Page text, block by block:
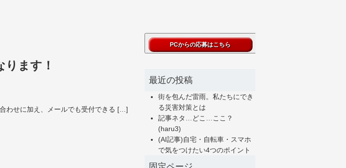
ます！
わせに加え、メールでも受付できる […]
最近の投稿
街を包んだ雷雨。私たちにでき
る災害対策とは
記事ネタ…どこ…ここ？
(haru3)
(AI記事)自宅・自転車・スマホ
で気をつけたい4つのポイント